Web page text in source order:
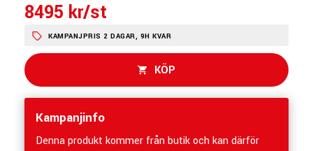
8495 kr/st
KAMPANJPRIS 2 DAGAR, 9H KVAR
KÖP
Kampanjinfo
Denna produkt kommer från butik och kan därför